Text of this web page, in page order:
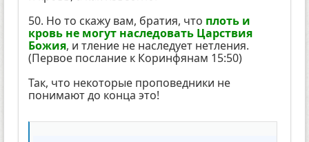
50. Но то скажу вам, братия, что плоть и
кровь не могут наследовать Царствия
Божия, и тление не наследует нетления.
(Первое послание к Коринфянам 15:50)
Так, что некоторые проповедники не
понимают до конца это!